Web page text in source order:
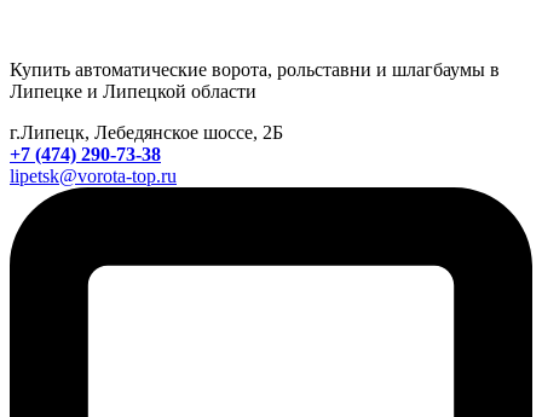
Купить автоматические ворота, рольставни и шлагбаумы в
Липецке и Липецкой области
г.Липецк, Лебедянское шоссе, 2Б
+7 (474) 290-73-38
lipetsk@vorota-top.ru